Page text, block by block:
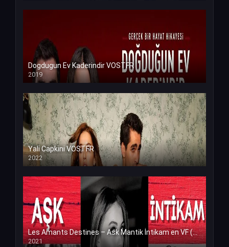
Dogdugun Ev Kaderindir VOSTFR
2019
Yali Capkini VOSTFR
2022
Les Amants Destines – Ask Mantik İntikam en VF (Voix Francaise)
2021